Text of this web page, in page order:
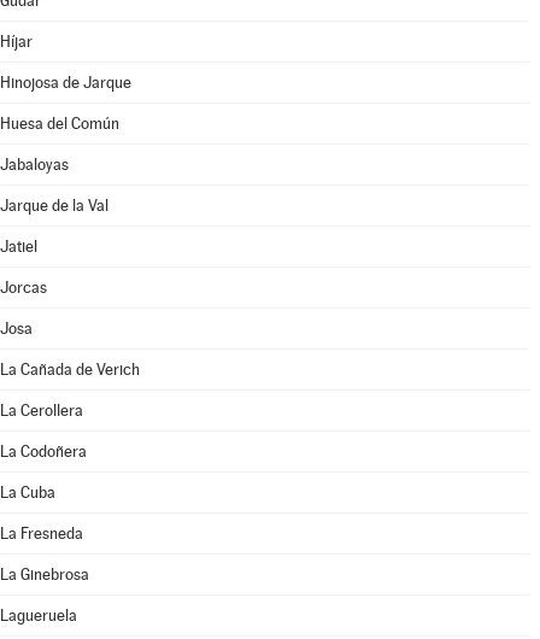
Híjar
Hinojosa de Jarque
Huesa del Común
Jabaloyas
Jarque de la Val
Jatiel
Jorcas
Josa
La Cañada de Verich
La Cerollera
La Codoñera
La Cuba
La Fresneda
La Ginebrosa
Lagueruela